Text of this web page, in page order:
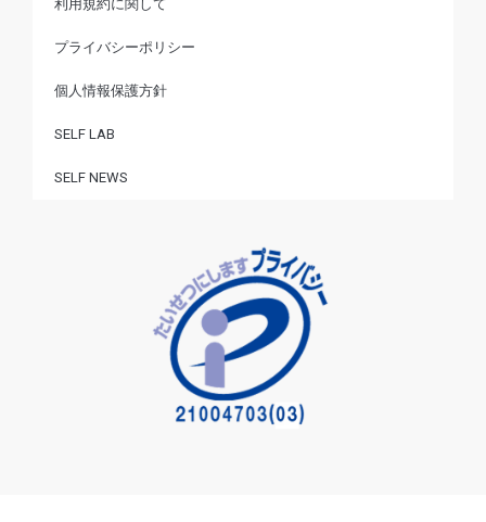
利用規約に関して
プライバシーポリシー
個人情報保護方針
SELF LAB
SELF NEWS